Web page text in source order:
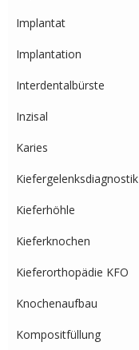
Implantat
Implantation
Interdentalbürste
Inzisal
Karies
Kiefergelenksdiagnostik
Kieferhöhle
Kieferknochen
Kieferorthopädie KFO
Knochenaufbau
Kompositfüllung